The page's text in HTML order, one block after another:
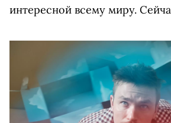
интересной всему миру.